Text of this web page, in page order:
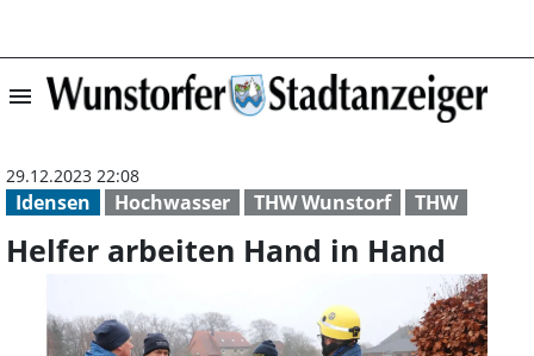
menu Helfer arbeiten
Idensen Hochwasser THW Wunstorf THW
29.12.2023 22:08
Helfer arbeiten Hand in Hand